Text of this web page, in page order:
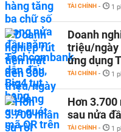
TÀI CHÍNH - 1
Doanh
triệu/ngày
ứng dụng
TÀI CHÍNH - 1
Hơn 3.700
sau nửa
TÀI CHÍNH - 1